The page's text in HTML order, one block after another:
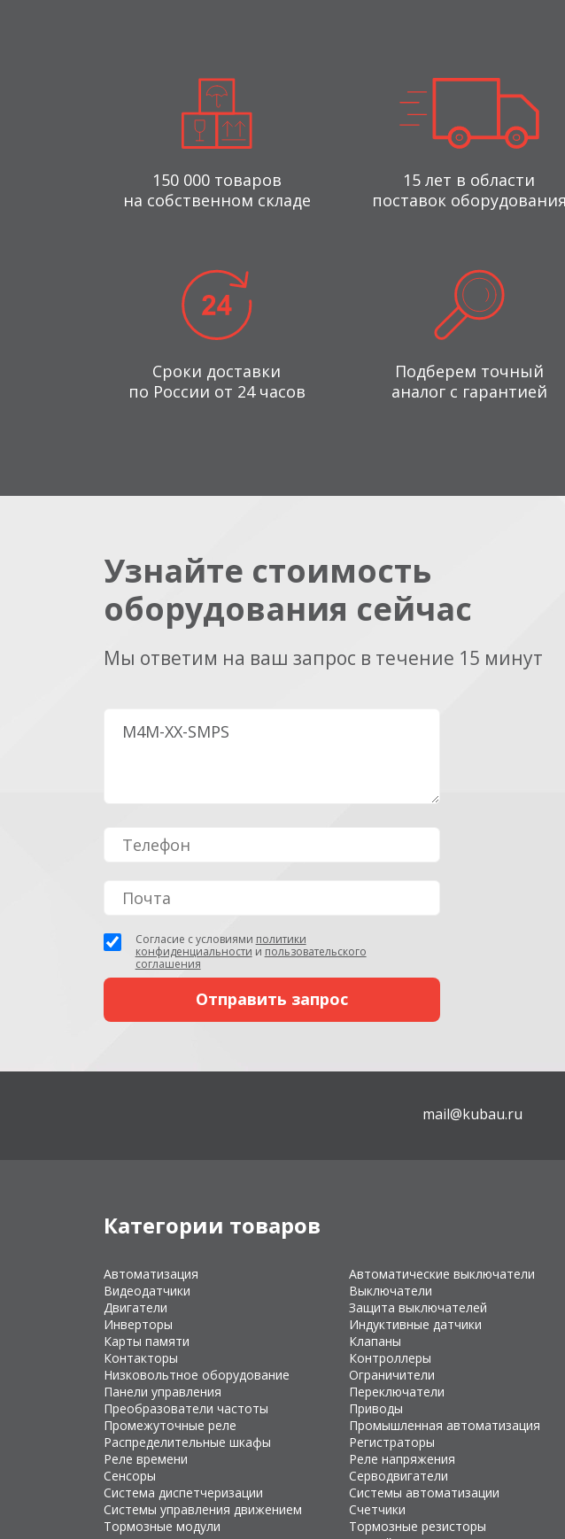
150 000 товаров
на собственном складе
15 лет в области
поставок оборудования
Сроки доставки
по России от 24 часов
Подберем точный
аналог с гарантией
Узнайте стоимость
оборудования сейчас
Мы ответим на ваш запрос в течение 15 минут
Согласие с условиями политики
конфиденциальности и пользовательского
соглашения
mail@kubau.ru
Категории товаров
Автоматизация Автоматические выключатели
Видеодатчики
Выключатели
Двигатели
Защита выключателей
Инверторы
Индуктивные датчики
Карты памяти
Клапаны
Контакторы
Контроллеры
Низковольтное оборудование
Ограничители
Панели управления
Переключатели
Преобразователи частоты
Приводы
Промежуточные реле
Промышленная автоматизация
Распределительные шкафы
Регистраторы
Реле времени
Реле напряжения
Сенсоры
Серводвигатели
Система диспетчеризации
Системы автоматизации
Системы управления движением
Счетчики
Тормозные модули
Тормозные резисторы